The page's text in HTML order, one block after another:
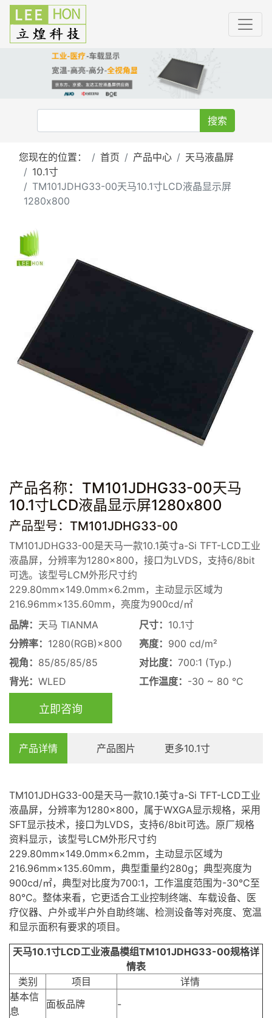
搜索
您现在的位置： 首页 产品中心
天马液晶屏
10.1寸
TM101JDHG33-00天马10.1寸LCD液晶显示屏
1280x800
产品名称：TM101JDHG33-00天马
10.1寸LCD液晶显示屏1280x800
产品型号：TM101JDHG33-00
TM101JDHG33-00是天马一款10.1英寸a-Si TFT-LCD工业
液晶屏，分辨率为1280×800，接口为LVDS，支持6/8bit
可选。该型号LCM外形尺寸约
229.80mm×149.0mm×6.2mm，主动显示区域为
216.96mm×135.60mm，亮度为900cd/㎡
品牌： 天马 TIANMA 尺寸： 10.1寸
分辨率： 1280(RGB)×800 亮度： 900 cd/m²
视角： 85/85/85/85 对比度： 700:1 (Typ.)
背光： WLED 工作温度： -30 ~ 80 °C
立即咨询
产品详情 产品图片 更多10.1寸
TM101JDHG33-00是天马一款10.1英寸a-Si TFT-LCD工业
液晶屏，分辨率为1280×800，属于WXGA显示规格，采用
SFT显示技术，接口为LVDS，支持6/8bit可选。原厂规格
资料显示，该型号LCM外形尺寸约
229.80mm×149.0mm×6.2mm，主动显示区域为
216.96mm×135.60mm，典型重量约280g；典型亮度为
900cd/㎡，典型对比度为700:1，工作温度范围为-30℃至
80℃。整体来看，它更适合工业控制终端、车载设备、医
疗仪器、户外或半户外自助终端、检测设备等对亮度、宽温
和显示面积有要求的项目。
天马10.1寸LCD工业液晶模组TM101JDHG33-00规格详
情表
类别
项目
详情
基本信
息
面板品牌
-